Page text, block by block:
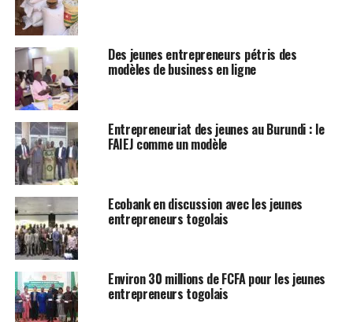
Des jeunes entrepreneurs pétris des
modèles de business en ligne
Entrepreneuriat des jeunes au Burundi : le
FAIEJ comme un modèle
Ecobank en discussion avec les jeunes
entrepreneurs togolais
Environ 30 millions de FCFA pour les jeunes
entrepreneurs togolais